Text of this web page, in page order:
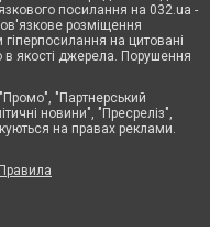
посилання на 032.ua -
розміщення
на цитовані
в якості джерела. Порушення
"Партнерський
новини", "Пресреліз",
на правах реклами.
Правила